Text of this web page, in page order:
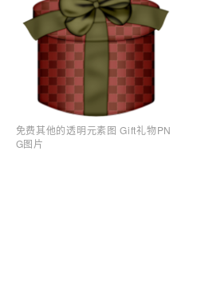
免费其他的透明元素图 Gift礼物PN
G图片